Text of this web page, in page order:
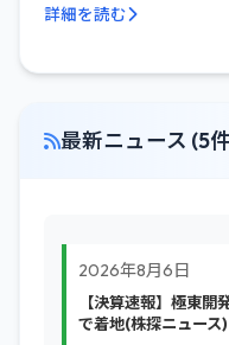
詳細を読む
最新ニュース (5
2026年8月6日
【決算速報】極東
で着地(株探ニュー